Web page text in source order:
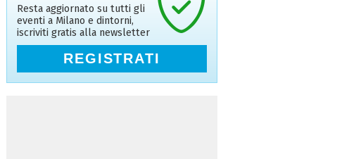
Resta aggiornato su tutti gli
eventi a Milano e dintorni,
iscriviti gratis alla newsletter
REGISTRATI